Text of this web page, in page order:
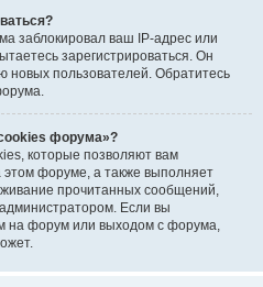
заблокировал ваш IP-адрес или
зарегистрироваться. Он
новых пользователей. Обратитесь
форума»?
которые позволяют вам
этом форуме, а также выполняет
прочитанных сообщений,
Если вы
на форум или выходом с форума,